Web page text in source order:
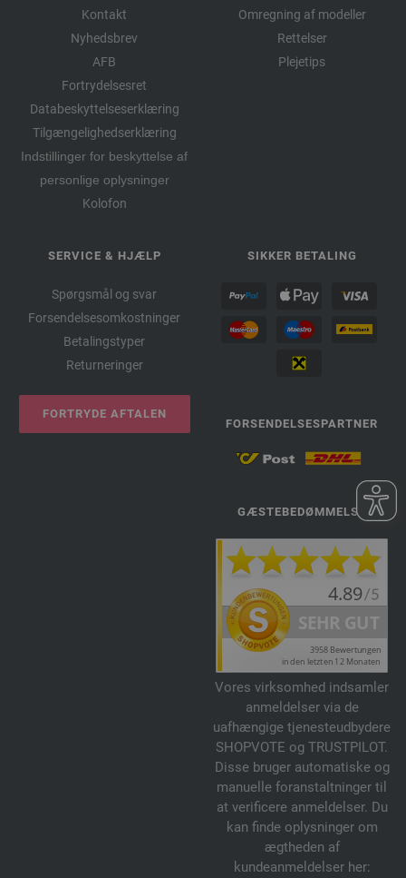
Kontakt
Nyhedsbrev
AFB
Fortrydelsesret
Databeskyttelseserklæring
Tilgængelighedserklæring
Indstillinger for beskyttelse af
personlige oplysninger
Kolofon
Omregning af modeller
Rettelser
Plejetips
SERVICE & HJÆLP
Spørgsmål og svar
Forsendelsesomkostninger
Betalingstyper
Returneringer
FORTRYDE AFTALEN
SIKKER BETALING
FORSENDELSESPARTNER
GÆSTEBEDØMMELSE
Vores virksomhed indsamler
anmeldelser via de
uafhængige tjenesteudbydere
SHOPVOTE og TRUSTPILOT.
Disse bruger automatiske og
manuelle foranstaltninger til
at verificere anmeldelser. Du
kan finde oplysninger om
ægtheden af
kundeanmeldelser her: